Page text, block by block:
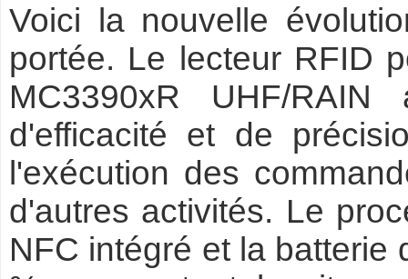
Voici la nouvelle
portée. Le lecteur RFID
MC3390xR UHF/
d'efficacité et de
l'exécution des
d'autres activités. Le
NFC intégré et la batterie